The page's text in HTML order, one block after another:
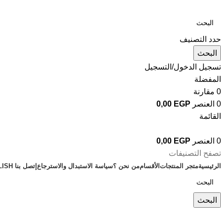
حدد التصنيف
البحث
تسجيل الدخول/التسجيل
المفضلة
0 مقارنة
0 العنصر 0,00 EGP
القائمة
0 العنصر 0,00 EGP
تصفح التصنيفات
الرئيسيةمتجر المنتجات الأقساممن نحن ؟سياسة الاستبدال والاسترجاع إتصل بنا
البحث